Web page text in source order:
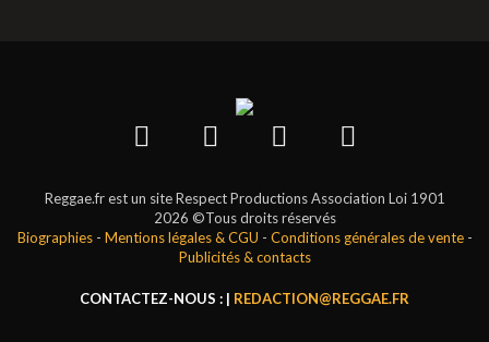
Reggae.fr est un site Respect Productions Association Loi 1901
2026 ©Tous droits réservés
Biographies- Mentions légales & CGU - Conditions générales de vente-
Publicités & contacts
CONTACTEZ-NOUS : | REDACTION@REGGAE.FR